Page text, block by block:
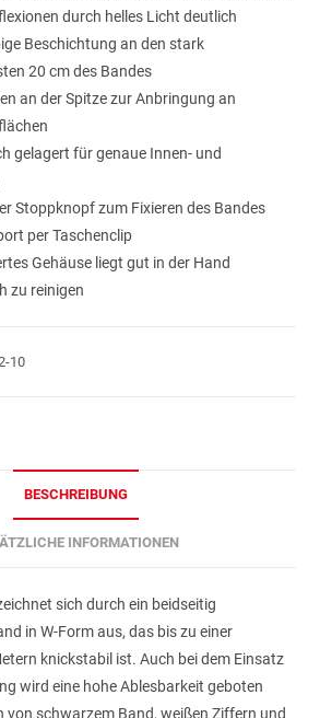
durch helles Licht deutlich
Beschichtung an den stark
20 cm des Bandes
an der Spitze zur Anbringung an
gelagert für genaue Innen- und
Stoppknopf zum Fixieren des Bandes
per Taschenclip
Gehäuse liegt gut in der Hand
zu reinigen
10
BESCHREIBUNG
INFORMATIONEN
sich durch ein beidseitig
in W-Form aus, das bis zu einer
knickstabil ist. Auch bei dem Einsatz
wird eine hohe Ablesbarkeit geboten
von schwarzem Band, weißen Ziffern und